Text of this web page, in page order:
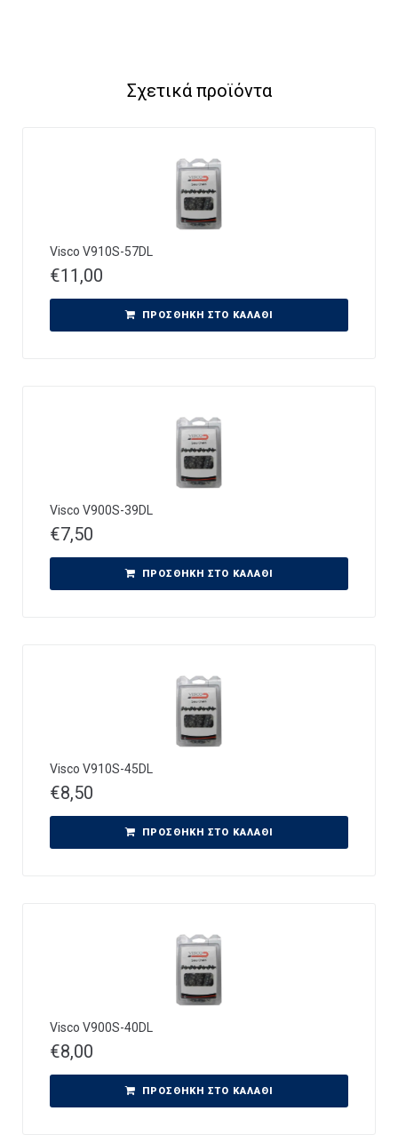
Σχετικά προϊόντα
Visco V910S-57DL
€11,00
ΠΡΟΣΘΉΚΗ ΣΤΟ ΚΑΛΆΘΙ
Visco V900S-39DL
€7,50
ΠΡΟΣΘΉΚΗ ΣΤΟ ΚΑΛΆΘΙ
Visco V910S-45DL
€8,50
ΠΡΟΣΘΉΚΗ ΣΤΟ ΚΑΛΆΘΙ
Visco V900S-40DL
€8,00
ΠΡΟΣΘΉΚΗ ΣΤΟ ΚΑΛΆΘΙ